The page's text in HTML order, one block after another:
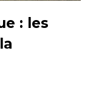
: les